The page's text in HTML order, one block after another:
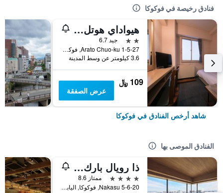
فنادق رخيصة في فوكوكا
هيواداي هوتل أراتو
2 نجمتين
جيد 6.7
1-5-27 Arato Chuo-ku, فوكوكا, اليابان
3.6 كيلومتر عن وسط المدينة
109 ﷼
عرض الصفقة
شاهد أرخص الفنادق في فوكوكا
الفنادق الموصى بها
ذا رويال بارك كانفاس فوكوكا ناكاسو
4 نجوم
ممتاز 8.6
5-6-20 Nakasu, فوكوكا, اليابان